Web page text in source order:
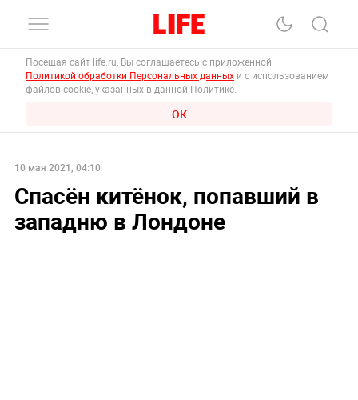
Посещая сайт life.ru, Вы соглашаетесь с приложенной
Политикой обработки Персональных данных и с использованием
файлов cookie, указанных в данной Политике.
ОК
10 мая 2021, 04:10
Спасён китёнок, попавший в
западню в Лондоне